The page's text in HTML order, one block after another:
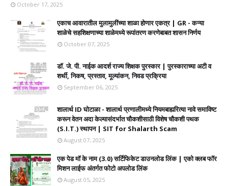
October 17, 2025
एकाच आवारातील मुलामुलींच्या शाळा होणार एकत्र | GR - कन्या
शाळेचे सहशिक्षणाच्या शाळेमध्ये रूपांतरण करणेबाबत शासन निर्णय
October 07, 2025
डॉ. जे. पी. नाईक आदर्श राज्य शिक्षक पुरस्कार | पुरस्काराच्या अटी व
शर्थी, निकष, प्रस्ताव, मूल्यांकन, निवड प्रक्रिया
September 06, 2025
शालार्थ ID घोटाळा - शालार्थ प्रणालीमध्ये नियमबाह्यरित्या नावे समाविष्ट
करून वेतन अदा केल्यासंदर्भात चौकशीसाठी विशेष चौकशी पथक
(S.I.T.) स्थापन | SIT for Shalarth Scam
August 07, 2025
एक पेड मॉ के नाम (3.0) सर्टिफिकेट डाउनलोड लिंक | एको क्लब फॉर
मिशन लाईफ अंतर्गत फोटो अपलोड लिंक
August 05, 2025